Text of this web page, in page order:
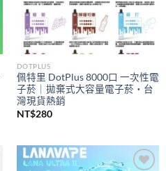
DOTPLUS
佩特里 DotPlus 8000口 一次性電
子菸｜拋棄式大容量電子菸・台
灣現貨熱銷
NT$280